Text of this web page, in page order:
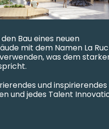
Bau eines neuen
mit dem Namen La
was dem
und inspirierendes
und jedes Talent